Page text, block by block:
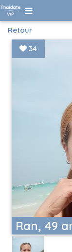
Retour
Ran, 49
34